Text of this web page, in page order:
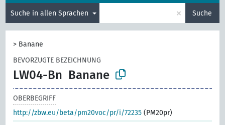
Suche in allen Sprachen × Suche
> Banane
BEVORZUGTE BEZEICHNUNG
LW04-Bn Banane
OBERBEGRIFF
http://zbw.eu/beta/pm20voc/pr/i/72235 (PM20pr)